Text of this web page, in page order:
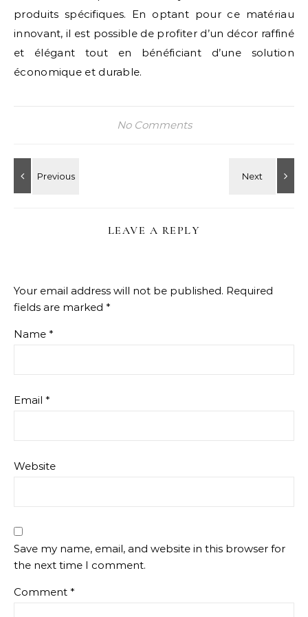
produits spécifiques. En optant pour ce matériau
innovant, il est possible de profiter d’un décor raffiné
et élégant tout en bénéficiant d’une solution
économique et durable.
No Comments
LEAVE A REPLY
Your email address will not be published. Required
fields are marked *
Name *
Email *
Website
Save my name, email, and website in this browser for
the next time I comment.
Comment *